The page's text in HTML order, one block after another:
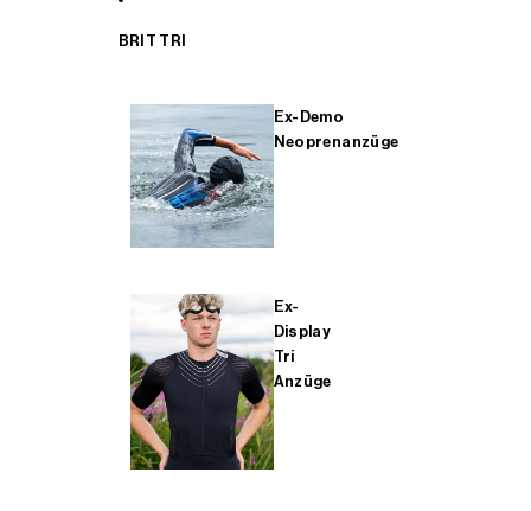
BRIT TRI
Ex-Demo
Neoprenanzüge
Ex-
Display
Tri
Anzüge